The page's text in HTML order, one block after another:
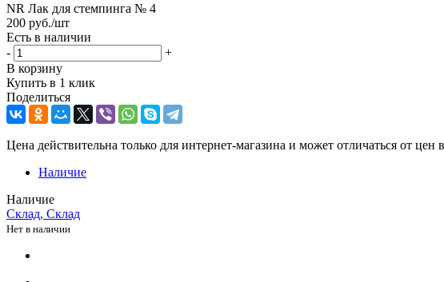
NR Лак для стемпинга № 4
200 руб./шт
Есть в наличии
-
+
В корзину
Купить в 1 клик
Поделиться
Цена действительна только для интернет-магазина и может отличаться от цен
Наличие
Наличие
Склад, Склад
Нет в наличии